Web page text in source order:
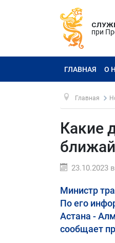
при
ГЛАВНАЯ О
Главная
Какие
23.10.2023
Министр
По его
Астана -
сообщает